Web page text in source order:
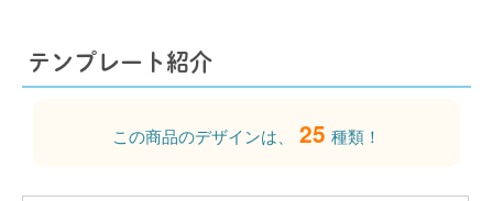
テンプレート紹介
この商品のデザインは、 25 種類！